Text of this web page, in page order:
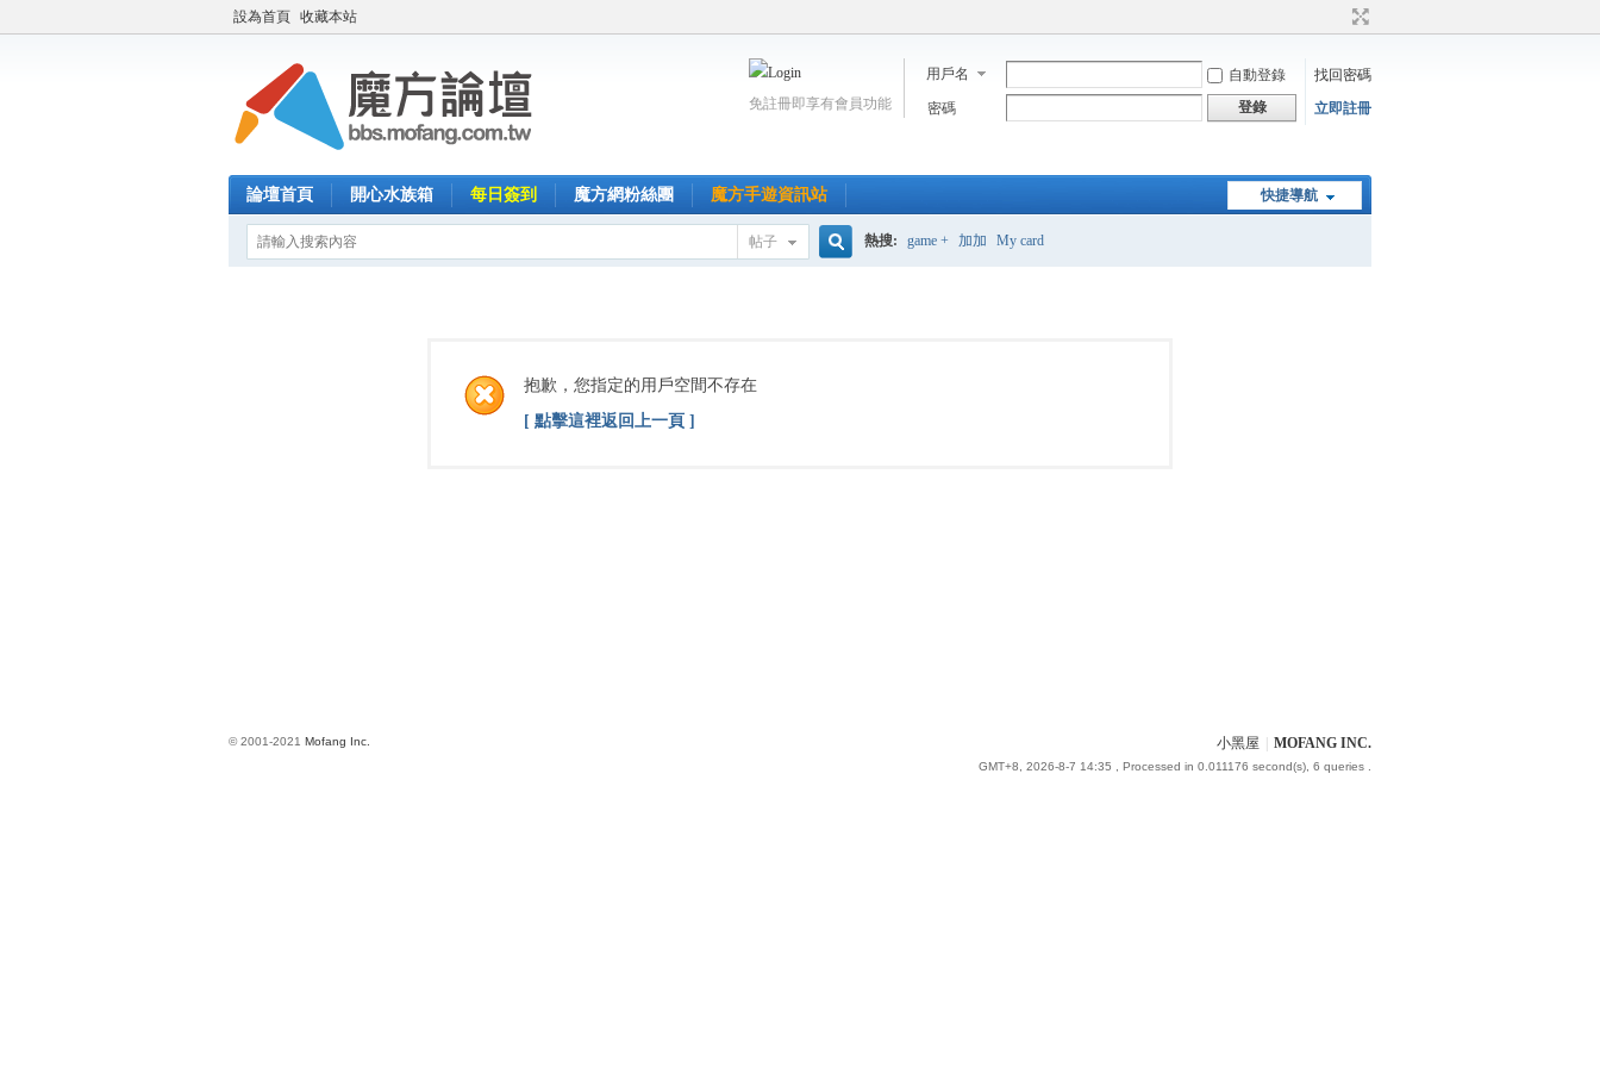
設為首頁 收藏本站
用戶名 自動登錄
找回密碼
密碼
登錄 立即註冊
免註冊即享有會員功能
快捷導航
論壇首頁 開心水族箱 每日簽到 魔方網粉絲團 魔方手遊資訊站
帖子 熱搜: game + 加加 My card
抱歉，您指定的用戶空間不存在
[ 點擊這裡返回上一頁 ]
小黑屋 MOFANG INC.
GMT+8, 2026-8-7 14:35 , Processed in 0.011176 second(s), 6 queries .
© 2001-2021 Mofang Inc.